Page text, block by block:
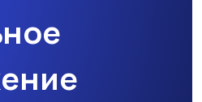
Спортивное питание